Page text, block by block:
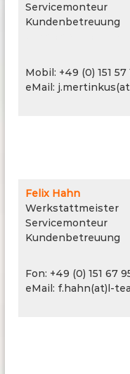
Servicemonteur
Kundenbetreuung
Mobil: +49 (0) 151 57
eMail:
Felix Hahn
Werkstattmeister
Servicemonteur
Kundenbetreuung
Fon: +49 (0) 151 67
eMail: f.hahn(at)l-